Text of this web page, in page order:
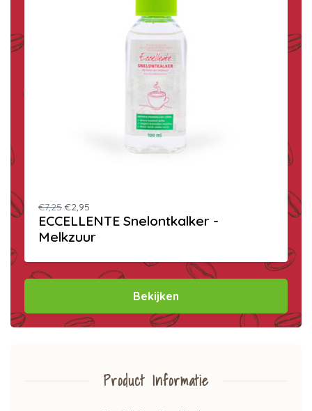
€7,25 €2,95
ECCELLENTE Snelontkalker -
Melkzuur
Bekijken
Product Informatie